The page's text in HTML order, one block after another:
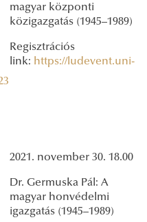
magyar központi
közigazgatás (1945–1989)
Regisztrációs
link: https://ludevent.uni-
2021. november 30. 18.00
Dr. Germuska Pál: A
magyar honvédelmi
igazgatás (1945–1989)